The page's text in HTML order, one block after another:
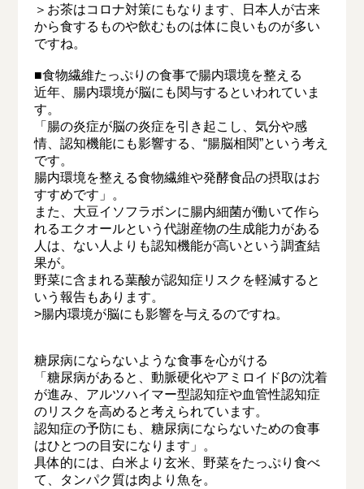
＞お茶はコロナ対策にもなります、日本人が古来
から食するものや飲むものは体に良いものが多い
ですね。
■食物繊維たっぷりの食事で腸内環境を整える
近年、腸内環境が脳にも関与するといわれていま
す。
「腸の炎症が脳の炎症を引き起こし、気分や感
情、認知機能にも影響する、“腸脳相関”という考え
です。
腸内環境を整える食物繊維や発酵食品の摂取はお
すすめです」。
また、大豆イソフラボンに腸内細菌が働いて作ら
れるエクオールという代謝産物の生成能力がある
人は、ない人よりも認知機能が高いという調査結
果が。
野菜に含まれる葉酸が認知症リスクを軽減すると
いう報告もあります。
>腸内環境が脳にも影響を与えるのですね。
糖尿病にならないような食事を心がける
「糖尿病があると、動脈硬化やアミロイドβの沈着
が進み、アルツハイマー型認知症や血管性認知症
のリスクを高めると考えられています。
認知症の予防にも、糖尿病にならないための食事
はひとつの目安になります」。
具体的には、白米より玄米、野菜をたっぷり食べ
て、タンパク質は肉より魚を。